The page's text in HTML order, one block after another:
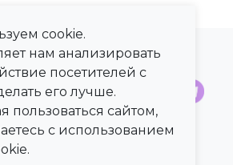
Карта сайта
cookie.
нам анализировать
посетителей с
его лучше.
пользоваться сайтом,
с использованием